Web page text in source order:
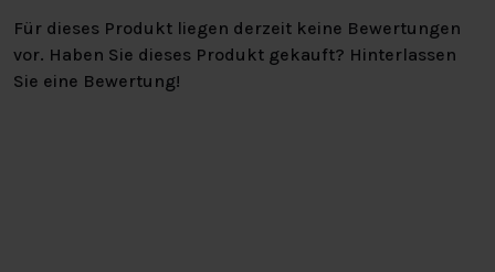
Für dieses Produkt liegen derzeit keine Bewertungen
vor. Haben Sie dieses Produkt gekauft? Hinterlassen
Sie eine Bewertung!